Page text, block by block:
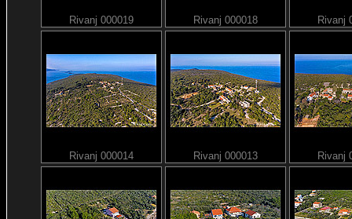
Rivanj 000019 Rivanj 000018 Rivanj
Rivanj 000014 Rivanj 000013 Rivanj